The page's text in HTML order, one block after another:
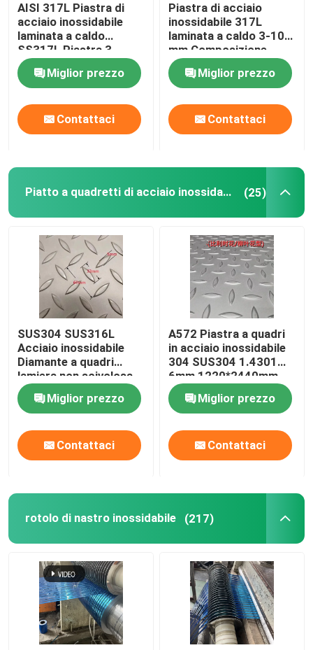
AISI 317L Piastra di
acciaio inossidabile
laminata a caldo
SS317L Piastra 3-
60mm Spessore
1500mm-2000mm
Larghezza
Miglior prezzo
Contattaci
Piastra di acciaio
inossidabile 317L
laminata a caldo 3-10
mm Composizione
chimica dell'acciaio
inossidabile 317l
Miglior prezzo
Contattaci
Piatto a quadretti di acciaio inossidabile (25)
SUS304 SUS316L
Acciaio inossidabile
Diamante a quadri
lamiera non scivolosa
Piastra in rilievo
3*1500*3000mm
Miglior prezzo
Contattaci
A572 Piastra a quadri
in acciaio inossidabile
304 SUS304 1.4301
6mm 1220*2440mm
Piastra a quadri
Miglior prezzo
Contattaci
rotolo di nastro inossidabile (217)